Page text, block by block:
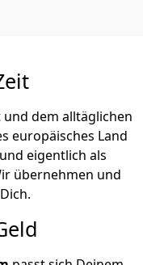
dem alltäglichen
europäisches Land
eigentlich als
übernehmen und